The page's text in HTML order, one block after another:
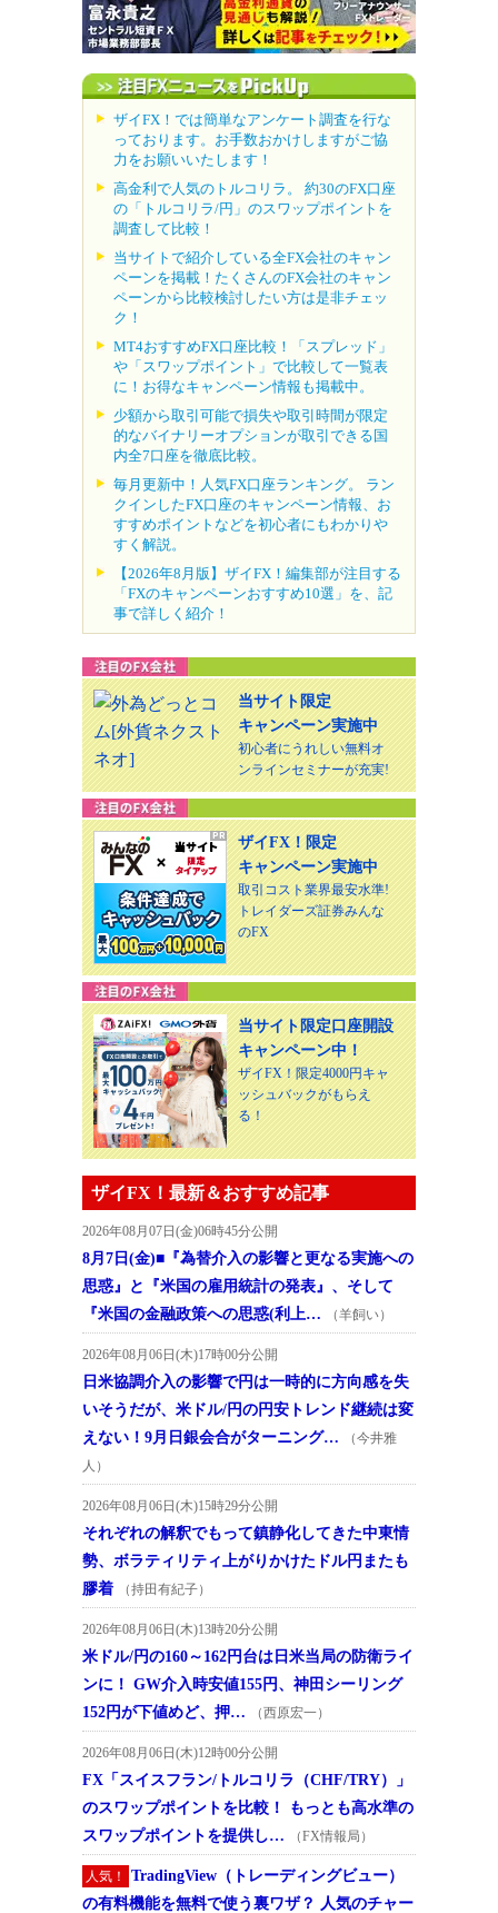
ザイFX！では簡単なアンケート調査を行な
っております。お手数おかけしますがご協
力をお願いいたします！
高金利で人気のトルコリラ。 約30のFX口座
の「トルコリラ/円」のスワップポイントを
調査して比較！
当サイトで紹介している全FX会社のキャン
ペーンを掲載！たくさんのFX会社のキャン
ペーンから比較検討したい方は是非チェッ
ク！
MT4おすすめFX口座比較！「スプレッド」
や「スワップポイント」で比較して一覧表
に！お得なキャンペーン情報も掲載中。
少額から取引可能で損失や取引時間が限定
的なバイナリーオプションが取引できる国
内全7口座を徹底比較。
毎月更新中！人気FX口座ランキング。 ラン
クインしたFX口座のキャンペーン情報、お
すすめポイントなどを初心者にもわかりや
すく解説。
【2026年8月版】ザイFX！編集部が注目する
「FXのキャンペーンおすすめ10選」を、記
事で詳しく紹介！
当サイト限定
キャンペーン実施中
初心者にうれしい無料オ
ンラインセミナーが充実!
ザイFX！限定
キャンペーン実施中
取引コスト業界最安水準!
トレイダーズ証券みんな
のFX
当サイト限定口座開設
キャンペーン中！
ザイFX！限定4000円キャ
ッシュバックがもらえ
る！
ザイFX！最新＆おすすめ記事
2026年08月07日(金)06時45分公開
8月7日(金)■『為替介入の影響と更なる実施への
思惑』と『米国の雇用統計の発表』、そして
『米国の金融政策への思惑(利上…
（羊飼い）
2026年08月06日(木)17時00分公開
日米協調介入の影響で円は一時的に方向感を失
いそうだが、米ドル/円の円安トレンド継続は変
えない！9月日銀会合がターニング…
（今井雅
人）
2026年08月06日(木)15時29分公開
それぞれの解釈でもって鎮静化してきた中東情
勢、ボラティリティ上がりかけたドル円またも
膠着
（持田有紀子）
2026年08月06日(木)13時20分公開
米ドル/円の160～162円台は日米当局の防衛ライ
ンに！ GW介入時安値155円、神田シーリング
152円が下値めど、押…
（西原宏一）
2026年08月06日(木)12時00分公開
FX「スイスフラン/トルコリラ（CHF/TRY）」
のスワップポイントを比較！ もっとも高水準の
スワップポイントを提供し…
（FX情報局）
人気！
TradingView（トレーディングビュー）
の有料機能を無料で使う裏ワザ？ 人気のチャー